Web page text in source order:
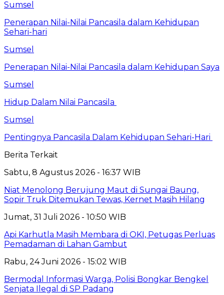
Sumsel
Penerapan Nilai-Nilai Pancasila dalam Kehidupan
Sehari-hari
Sumsel
Penerapan Nilai-Nilai Pancasila dalam Kehidupan Saya
Sumsel
Hidup Dalam Nilai Pancasila
Sumsel
Pentingnya Pancasila Dalam Kehidupan Sehari-Hari
Berita Terkait
Sabtu, 8 Agustus 2026 - 16:37 WIB
Niat Menolong Berujung Maut di Sungai Baung,
Sopir Truk Ditemukan Tewas, Kernet Masih Hilang
Jumat, 31 Juli 2026 - 10:50 WIB
Api Karhutla Masih Membara di OKI, Petugas Perluas
Pemadaman di Lahan Gambut
Rabu, 24 Juni 2026 - 15:02 WIB
Bermodal Informasi Warga, Polisi Bongkar Bengkel
Senjata Ilegal di SP Padang